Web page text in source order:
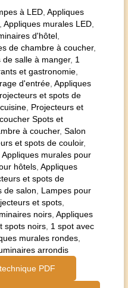
à LED Appliques
Appliques murales LED
d'hôtel
de chambre à coucher,
de salle à manger, 1
et gastronomie
d'entrée Appliques
et spots de
Projecteurs et
Spots et
à coucher, Salon
et spots de couloir,
Appliques murales pour
hôtels Appliques
et spots de
de salon
Lampes pour
et spots
noirs Appliques
spots noirs 1 spot avec
murales rondes
arrondis
PDF